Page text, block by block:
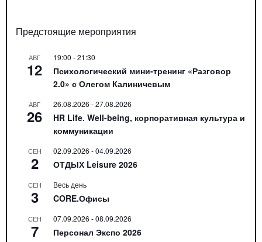
Предстоящие мероприятия
АВГ
12
19:00 -21:30
Психологический мини-тренинг «Разговор
2.0» с Олегом Калиничевым
АВГ
26
26.08.2026 -27.08.2026
HR Life. Well-being, корпоративная культура и
коммуникации
СЕН
2
02.09.2026 -04.09.2026
ОТДЫХ Leisure 2026
СЕН
3
Весь день
CORE.Офисы
СЕН
7
07.09.2026 -08.09.2026
Персонал Экспо 2026